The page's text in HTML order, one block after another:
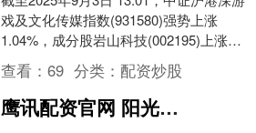
戏及文化传媒指数(931580)强势上涨
1.04%，成分股岩山科技(002195)上涨
10.04%，巨人网络(0....
查看：69 分类：配资炒股
鹰讯配资官网 阳光电源成交额达100亿元，现涨超13%